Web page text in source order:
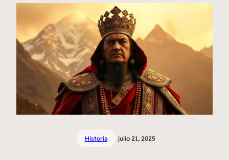
Historia julio 21, 2025